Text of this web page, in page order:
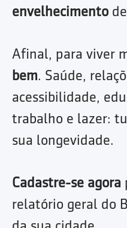
envelhecimento
Afinal, para viver
bem. Saúde,
acessibilidade,
trabalho e lazer:
sua longevidade.
Cadastre-se agora
relatório geral do